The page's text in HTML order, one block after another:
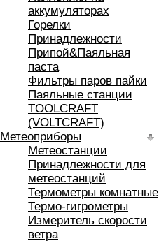
аккумуляторах
Горелки
Принадлежности
Припой&Паяльная
паста
Фильтры паров пайки
Паяльные станции
TOOLCRAFT
(VOLTCRAFT)
Метеоприборы
Метеостанции
Принадлежности для
метеостанций
Термометры комнатные
Термо-гигрометры
Измеритель скорости
ветра